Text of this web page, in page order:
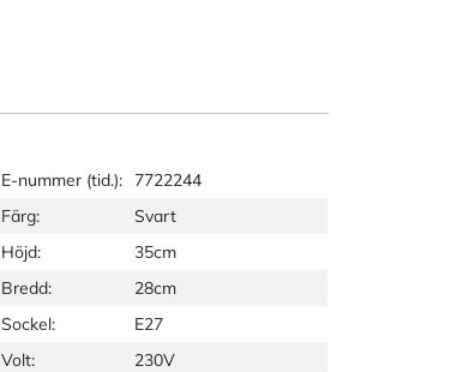
E-nummer (tid.):
7722244
Färg:
Svart
Höjd:
35cm
Bredd:
28cm
Sockel:
E27
Volt:
230V